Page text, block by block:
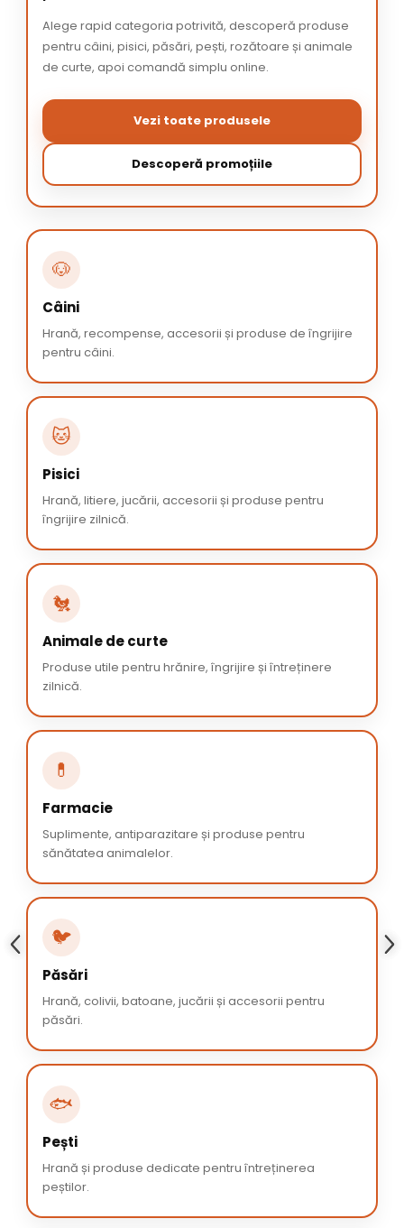
Alege rapid categoria potrivită, descoperă produse
pentru câini, pisici, păsări, pești, rozătoare și animale
de curte, apoi comandă simplu online.
Vezi toate produsele
Descoperă promoțiile
🐶
Câini
Hrană, recompense, accesorii și produse de îngrijire
pentru câini.
🐱
Pisici
Hrană, litiere, jucării, accesorii și produse pentru
îngrijire zilnică.
🐔
Animale de curte
Produse utile pentru hrănire, îngrijire și întreținere
zilnică.
💊
Farmacie
Suplimente, antiparazitare și produse pentru
sănătatea animalelor.
🐦
Păsări
Hrană, colivii, batoane, jucării și accesorii pentru
păsări.
🐟
Pești
Hrană și produse dedicate pentru întreținerea
peștilor.